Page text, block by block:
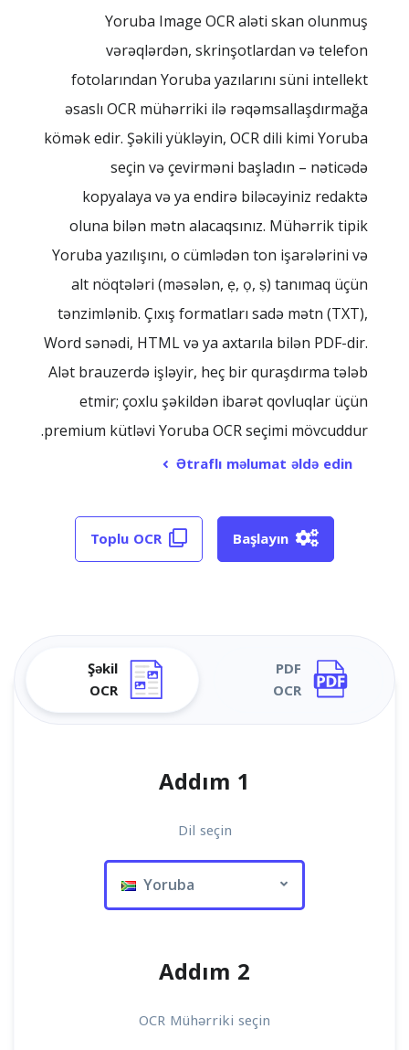
Yoruba Image OCR aləti skan olunmuş
vərəqlərdən, skrinşotlardan və telefon
fotolarından Yoruba yazılarını süni intellekt
əsaslı OCR mühərriki ilə rəqəmsallaşdırmağa
kömək edir. Şəkili yükləyin, OCR dili kimi Yoruba
seçin və çevirməni başladın – nəticədə
kopyalaya və ya endirə biləcəyiniz redaktə
oluna bilən mətn alacaqsınız. Mühərrik tipik
Yoruba yazılışını, o cümlədən ton işarələrini və
alt nöqtələri (məsələn, ẹ, ọ, ṣ) tanımaq üçün
tənzimlənib. Çıxış formatları sadə mətn (TXT),
Word sənədi, HTML və ya axtarıla bilən PDF-dir.
Alət brauzerdə işləyir, heç bir quraşdırma tələb
etmir; çoxlu şəkildən ibarət qovluqlar üçün
premium kütləvi Yoruba OCR seçimi mövcuddur.
Ətraflı məlumat əldə edin
Toplu OCR Başlayın
Şəkil
OCR
PDF
OCR
Addım 1
Dil seçin
Yoruba
Addım 2
OCR Mühərriki seçin